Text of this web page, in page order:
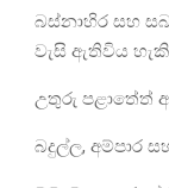
බස්නාහිර සහ
වැසි ඇතිවිය
උතුරු පළාතේත්
බදුල්ල, අම්පාර